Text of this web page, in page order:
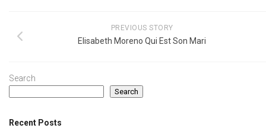
PREVIOUS STORY
Elisabeth Moreno Qui Est Son Mari
Search
Search
Recent Posts